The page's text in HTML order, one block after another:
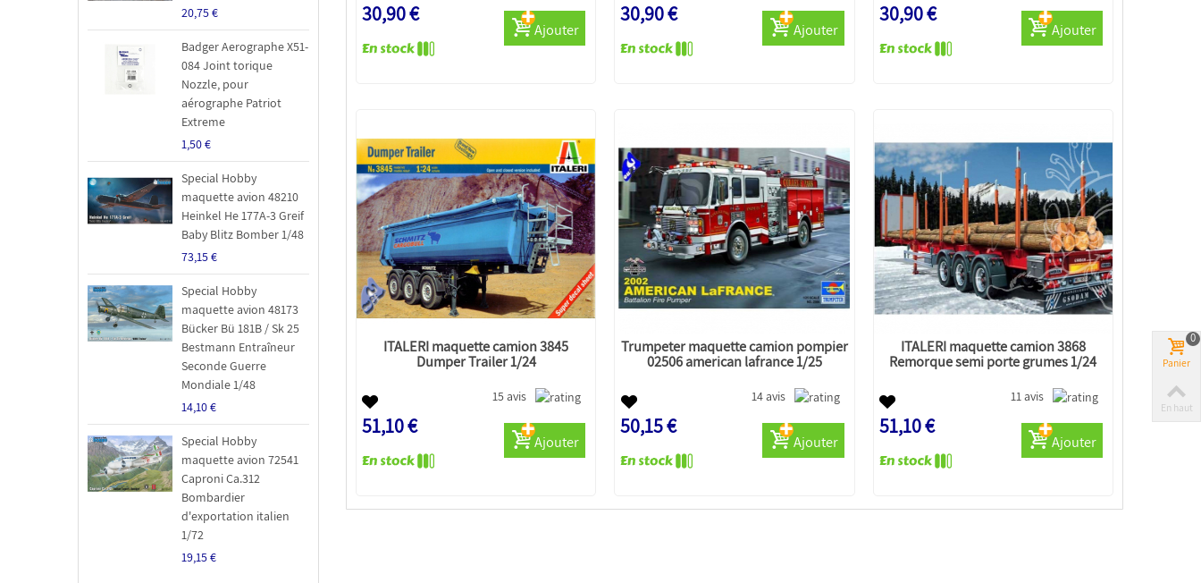
20,75 €
Badger Aerographe X51-
084 Joint torique
Nozzle, pour
aérographe Patriot
Extreme
1,50 €
Special Hobby
maquette avion 48210
Heinkel He 177A-3 Greif
Baby Blitz Bomber 1/48
73,15 €
Special Hobby
maquette avion 48173
Bücker Bü 181B / Sk 25
Bestmann Entraîneur
Seconde Guerre
Mondiale 1/48
14,10 €
Special Hobby
maquette avion 72541
Caproni Ca.312
Bombardier
d'exportation italien
1/72
19,15 €
30,90 €
Ajouter
30,90 €
Ajouter
30,90 €
Ajouter
ITALERI maquette camion 3845
Dumper Trailer 1/24
15 avis
51,10 €
Ajouter
Trumpeter maquette camion pompier
02506 american lafrance 1/25
14 avis
50,15 €
Ajouter
ITALERI maquette camion 3868
Remorque semi porte grumes 1/24
11 avis
51,10 €
Ajouter
Panier
0
En haut